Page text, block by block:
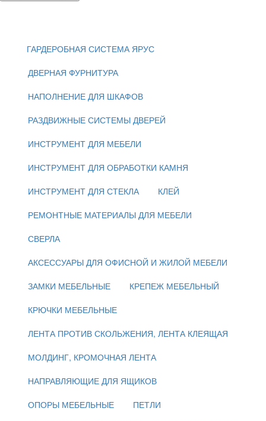
ГАРДЕРОБНАЯ СИСТЕМА ЯРУС
ДВЕРНАЯ ФУРНИТУРА
НАПОЛНЕНИЕ ДЛЯ ШКАФОВ
РАЗДВИЖНЫЕ СИСТЕМЫ ДВЕРЕЙ
ИНСТРУМЕНТ ДЛЯ МЕБЕЛИ
ИНСТРУМЕНТ ДЛЯ ОБРАБОТКИ КАМНЯ
ИНСТРУМЕНТ ДЛЯ СТЕКЛА
КЛЕЙ
РЕМОНТНЫЕ МАТЕРИАЛЫ ДЛЯ МЕБЕЛИ
СВЕРЛА
АКСЕССУАРЫ ДЛЯ ОФИСНОЙ И ЖИЛОЙ МЕБЕЛИ
ЗАМКИ МЕБЕЛЬНЫЕ
КРЕПЕЖ МЕБЕЛЬНЫЙ
КРЮЧКИ МЕБЕЛЬНЫЕ
ЛЕНТА ПРОТИВ СКОЛЬЖЕНИЯ, ЛЕНТА КЛЕЯЩАЯ
МОЛДИНГ, КРОМОЧНАЯ ЛЕНТА
НАПРАВЛЯЮЩИЕ ДЛЯ ЯЩИКОВ
ОПОРЫ МЕБЕЛЬНЫЕ
ПЕТЛИ